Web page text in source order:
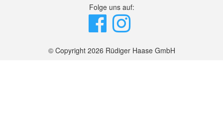
Folge uns auf:
© Copyright 2026 Rüdiger Haase GmbH